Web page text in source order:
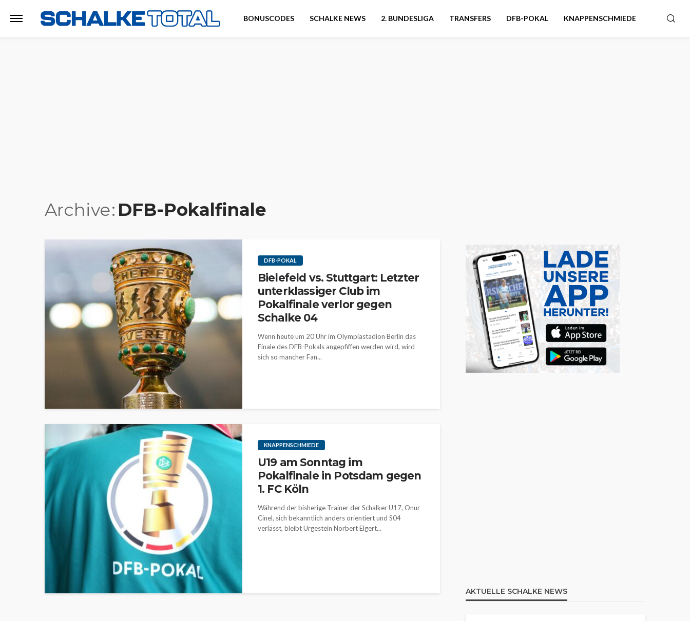
BONUSCODES SCHALKE NEWS 2. BUNDESLIGA TRANSFERS DFB-POKAL KNAPPENSCHMIEDE
Archive DFB-Pokalfinale
DFB-POKAL
Bielefeld vs. Stuttgart: Letzter
unterklassiger Club im
Pokalfinale verlor gegen
Schalke 04
Wenn heute um 20 Uhr im Olympiastadion Berlin das
Finale des DFB-Pokals angepfiffen werden wird, wird
sich so mancher Fan...
KNAPPENSCHMIEDE
U19 am Sonntag im
Pokalfinale in Potsdam gegen
1. FC Köln
Während der bisherige Trainer der Schalker U17, Onur
Cinel, sich bekanntlich anders orientiert und S04
verlässt, bleibt Urgestein Norbert Elgert...
AKTUELLE SCHALKE NEWS